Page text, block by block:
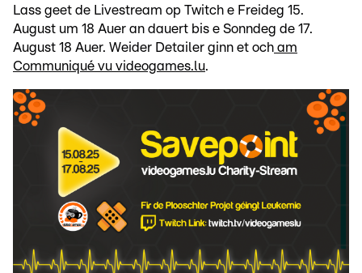
Lass geet de Livestream op Twitch e Freideg 15.
August um 18 Auer an dauert bis e Sonndeg de 17.
August 18 Auer. Weider Detailer ginn et och am
Communiqué vu videogames.lu.